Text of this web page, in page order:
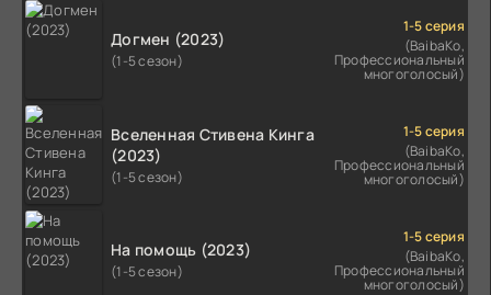
Догмен (2023)
(1-5 сезон)
1-5 серия
(BaibaKo,
Профессиональный
многоголосый)
Вселенная Стивена Кинга
(2023)
(1-5 сезон)
1-5 серия
(BaibaKo,
Профессиональный
многоголосый)
На помощь (2023)
(1-5 сезон)
1-5 серия
(BaibaKo,
Профессиональный
многоголосый)